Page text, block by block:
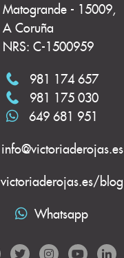
Matogrande - 15009,
A Coruña
NRS: C-1500959
981 174 657
981 175 030
649 681 951
info@victoriaderojas.es
victoriaderojas.es/blog
Whatsapp